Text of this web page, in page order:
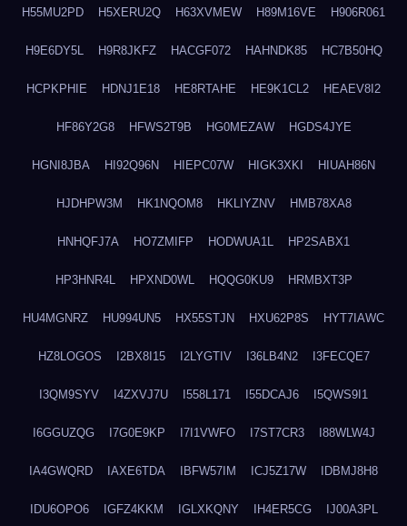
H55MU2PD H5XERU2Q H63XVMEW H89M16VE H906R061
H9E6DY5L H9R8JKFZ HACGF072 HAHNDK85 HC7B50HQ
HCPKPHIE HDNJ1E18 HE8RTAHE HE9K1CL2 HEAEV8I2
HF86Y2G8 HFWS2T9B HG0MEZAW HGDS4JYE
HGNI8JBA HI92Q96N HIEPC07W HIGK3XKI HIUAH86N
HJDHPW3M HK1NQOM8 HKLIYZNV HMB78XA8
HNHQFJ7A HO7ZMIFP HODWUA1L HP2SABX1
HP3HNR4L HPXND0WL HQQG0KU9 HRMBXT3P
HU4MGNRZ HU994UN5 HX55STJN HXU62P8S HYT7IAWC
HZ8LOGOS I2BX8I15 I2LYGTIV I36LB4N2 I3FECQE7
I3QM9SYV I4ZXVJ7U I558L171 I55DCAJ6 I5QWS9I1
I6GGUZQG I7G0E9KP I7I1VWFO I7ST7CR3 I88WLW4J
IA4GWQRD IAXE6TDA IBFW57IM ICJ5Z17W IDBMJ8H8
IDU6OPO6 IGFZ4KKM IGLXKQNY IH4ER5CG IJ00A3PL